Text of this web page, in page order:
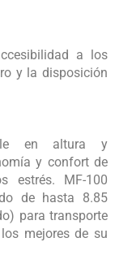
a los
y la disposición
en altura y
y confort de
estrés. MF-100
de hasta 8.85
para transporte
mejores de su